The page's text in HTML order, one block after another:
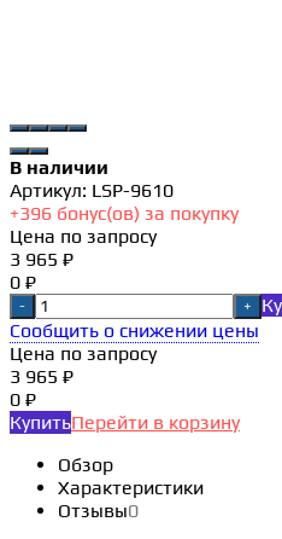
В наличии
Артикул: LSP-9610
+396 бонус(ов) за покупку
Цена по запросу
3 965 ₽
0 ₽
- +
Сообщить о снижении цены
Цена по запросу
3 965 ₽
0 ₽
КупитьПерейти в корзину
Обзор
Характеристики
Отзывы0